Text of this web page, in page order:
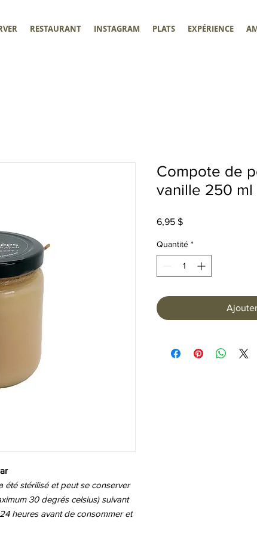
RESTAURANT INSTAGRAM PLATS EXPÉRIENCE
été stérilisé et peut se conserver
30 degrés celsius) suivant
heures avant de consommer et
Compote de
vanille 250 ml
6,95 $Prix
Quantité *